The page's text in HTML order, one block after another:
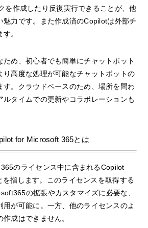
を作成したり反復実行できることが、他
魅力です。また作成済のCopilotは外部チ
。
ため、初心者でも簡単にチャットボット
り高度な処理が可能なチャットボットの
す。クラウドベースのため、場所を問わ
ルタイムでの更新やコラボレーションも
for Microsoft 365とは
のライセンス中に含まれるCopilot
指します。このライセンスを取得する
の拡張やカスタマイズに必要な、
用が可能に。一方、他のライセンスのよ
成はできません。